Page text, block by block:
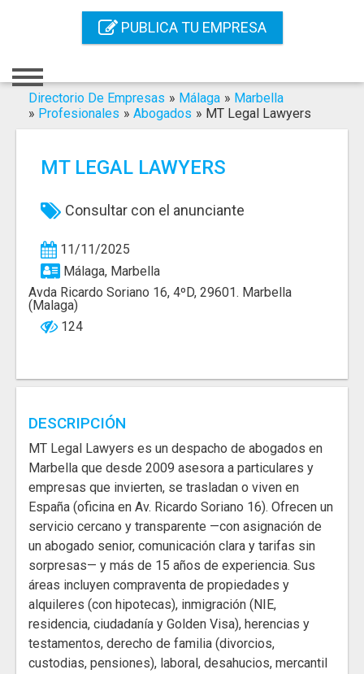
PUBLICA TU EMPRESA
Registro
Contacto
Servicios Online
Servicios SEO
Publica Tu Empresa
Buscar
Directorio De Empresas » Málaga » Marbella
» Profesionales » Abogados » MT Legal Lawyers
MT LEGAL LAWYERS
Consultar con el anunciante
11/11/2025
Málaga, Marbella
Avda Ricardo Soriano 16, 4ºD, 29601. Marbella
(Malaga)
124
DESCRIPCIÓN
MT Legal Lawyers es un despacho de abogados en
Marbella que desde 2009 asesora a particulares y
empresas que invierten, se trasladan o viven en
España (oficina en Av. Ricardo Soriano 16). Ofrecen un
servicio cercano y transparente —con asignación de
un abogado senior, comunicación clara y tarifas sin
sorpresas— y más de 15 años de experiencia. Sus
áreas incluyen compraventa de propiedades y
alquileres (con hipotecas), inmigración (NIE,
residencia, ciudadanía y Golden Visa), herencias y
testamentos, derecho de familia (divorcios,
custodias, pensiones), laboral, desahucios, mercantil